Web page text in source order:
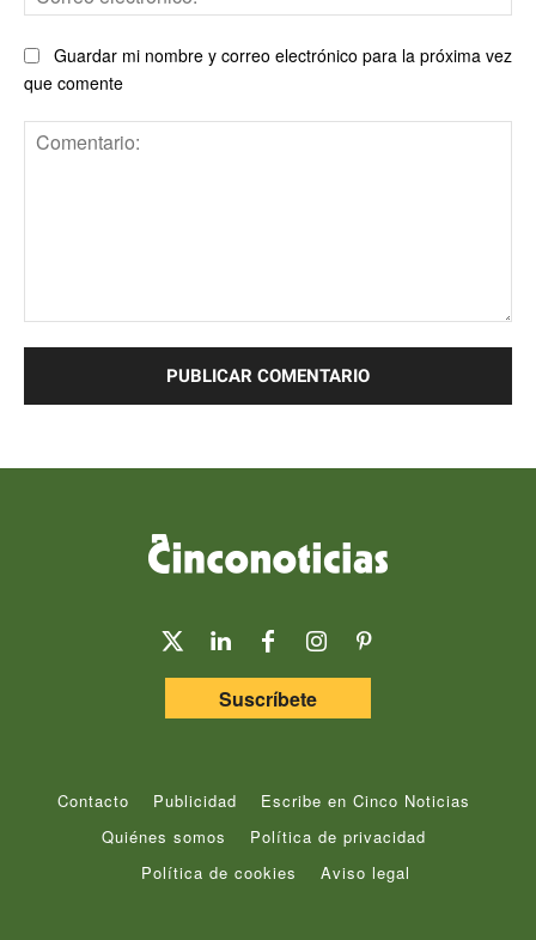
Guardar mi nombre y correo electrónico para la próxima vez
que comente
Suscríbete
Contacto Publicidad
Escribe en Cinco Noticias
Quiénes somos
Política de privacidad
Política de cookies
Aviso legal